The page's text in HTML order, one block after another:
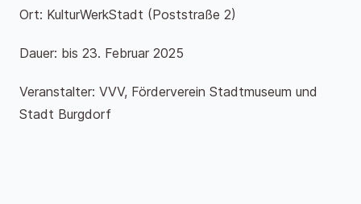
Ort: KulturWerkStadt (Poststraße 2)
Dauer: bis 23. Februar 2025
Veranstalter: VVV, Förderverein Stadtmuseum und
Stadt Burgdorf